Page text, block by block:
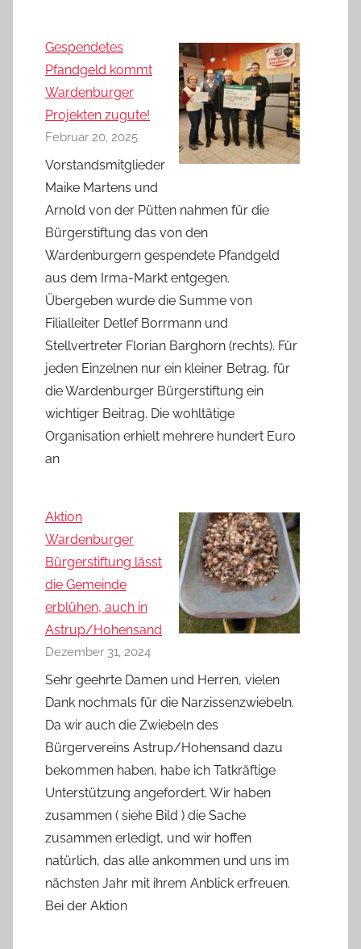
Gespendetes
Pfandgeld kommt
Wardenburger
Projekten zugute!
Februar 20, 2025
Vorstandsmitglieder
Maike Martens und
Arnold von der Pütten nahmen für die
Bürgerstiftung das von den
Wardenburgern gespendete Pfandgeld
aus dem Irma-Markt entgegen.
Übergeben wurde die Summe von
Filialleiter Detlef Borrmann und
Stellvertreter Florian Barghorn (rechts). Für
jeden Einzelnen nur ein kleiner Betrag, für
die Wardenburger Bürgerstiftung ein
wichtiger Beitrag. Die wohltätige
Organisation erhielt mehrere hundert Euro
an
Aktion
Wardenburger
Bürgerstiftung lässt
die Gemeinde
erblühen, auch in
Astrup/Hohensand
Dezember 31, 2024
Sehr geehrte Damen und Herren, vielen
Dank nochmals für die Narzissenzwiebeln.
Da wir auch die Zwiebeln des
Bürgervereins Astrup/Hohensand dazu
bekommen haben, habe ich Tatkräftige
Unterstützung angefordert. Wir haben
zusammen ( siehe Bild ) die Sache
zusammen erledigt, und wir hoffen
natürlich, das alle ankommen und uns im
nächsten Jahr mit ihrem Anblick erfreuen.
Bei der Aktion